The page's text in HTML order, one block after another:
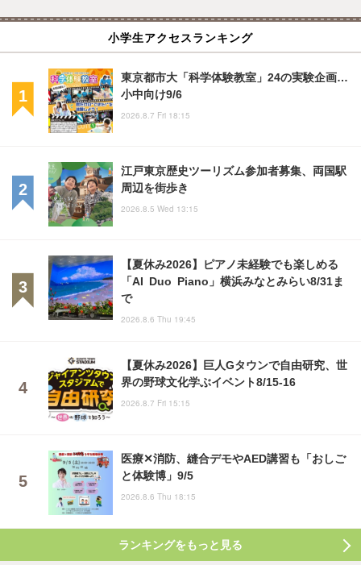
小学生アクセスランキング
東京都市大「科学体験教室」24の実験企画…
小中向け9/6
2026.8.7 Fri 18:15
江戸東京歴史ツーリズム参加者募集、両国駅
周辺を街歩き
2026.8.5 Wed 13:15
【夏休み2026】ピアノ未経験でも楽しめる
「AI Duo Piano」横浜みなとみらい8/31ま
で
2026.8.6 Thu 19:45
【夏休み2026】巨人Gタウンで自由研究、世
界の野球文化学ぶイベント8/15-16
2026.8.7 Fri 15:15
医療✕消防、縫合デモやAED講習も「おしご
と体験博」9/5
2026.8.6 Thu 18:15
ランキングをもっと見る